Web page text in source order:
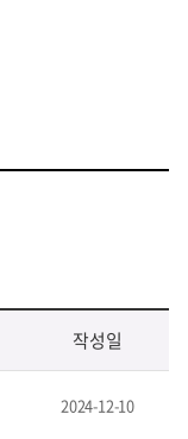
작성일
2024-12-10